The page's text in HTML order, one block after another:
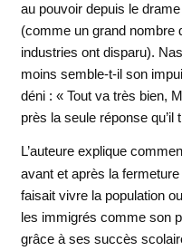
au pouvoir depuis le
(comme un grand nombre
industries ont disparu).
moins semble-t-il son
déni : « Tout va très bien,
près la seule réponse qu’il
L’auteure explique
avant et après la
faisait vivre la population
les immigrés comme son
grâce à ses succès